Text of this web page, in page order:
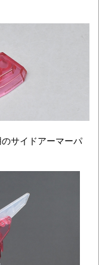
サイドアーマーパ